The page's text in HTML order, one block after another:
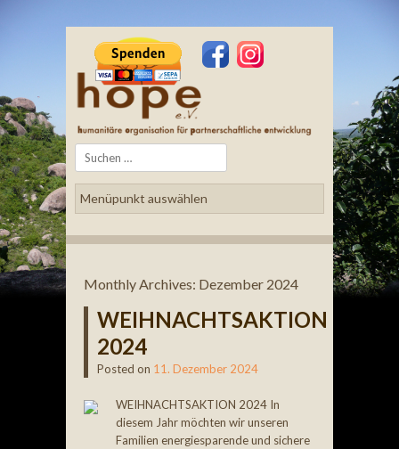
Search
Monthly Archives: Dezember 2024
WEIHNACHTSAKTION
2024
Posted on 11. Dezember 2024
WEIHNACHTSAKTION 2024 In
diesem Jahr möchten wir unseren
Familien energiesparende und sichere